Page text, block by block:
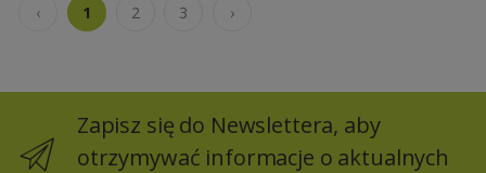
‹ 1 2 3 ›
Zapisz się do Newslettera, aby
otrzymywać informacje o aktualnych